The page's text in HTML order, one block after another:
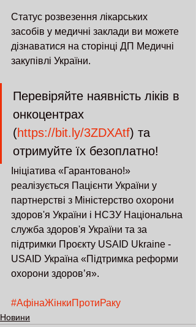
Статус розвезення лікарських
засобів у медичні заклади ви можете
дізнаватися на сторінці ДП Медичні
закупівлі України.
Перевіряйте наявність ліків в
онкоцентрах
(https://bit.ly/3ZDXAtf) та
отримуйте їх безоплатно!
Ініціатива «Гарантовано!»
реалізується Пацієнти України у
партнерстві з Міністерство охорони
здоров'я України і НСЗУ Національна
служба здоров'я України та за
підтримки Проєкту USAID Ukraine -
USAID Україна «Підтримка реформи
охорони здоров’я».
#АфінаЖінкиПротиРаку
Новини